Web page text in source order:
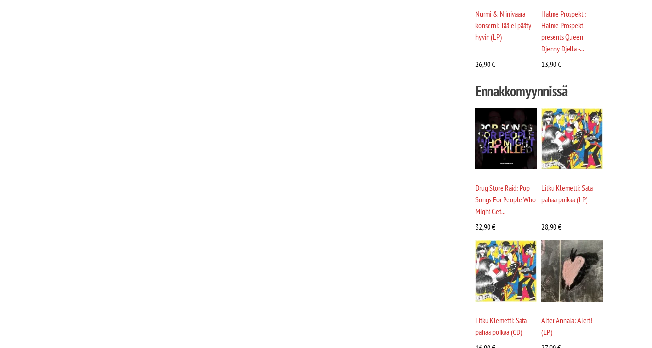
Nurmi & Niinivaara
konserni: Tää ei pääty
hyvin (LP)
26,90€
Halme Prospekt :
Halme Prospekt
presents Queen
Djenny Djella -...
13,90€
Ennakkomyynnissä
Drug Store Raid: Pop
Songs For People Who
Might Get...
32,90€
Litku Klemetti: Sata
pahaa poikaa (LP)
28,90€
Litku Klemetti: Sata
pahaa poikaa (CD)
Alter Annala: Alert!
(LP)